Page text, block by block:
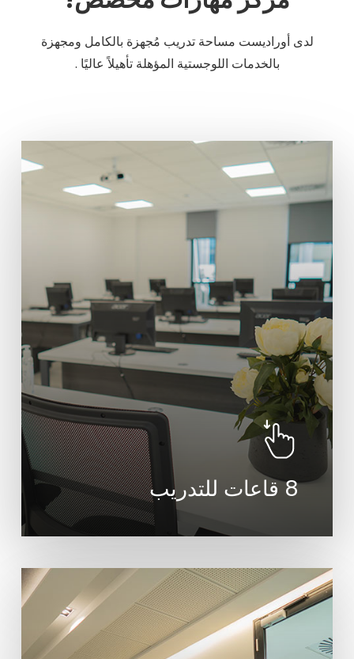
لدى أوراديست مساحة تدريب مُجهزة بالكامل ومجهزة
بالخدمات اللوجستية المؤهلة تأهيلاً عاليًا .
8 قاعات للتدريب